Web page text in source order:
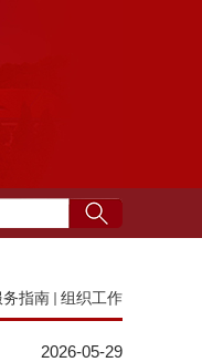
务指南 组织工作
2026-05-29